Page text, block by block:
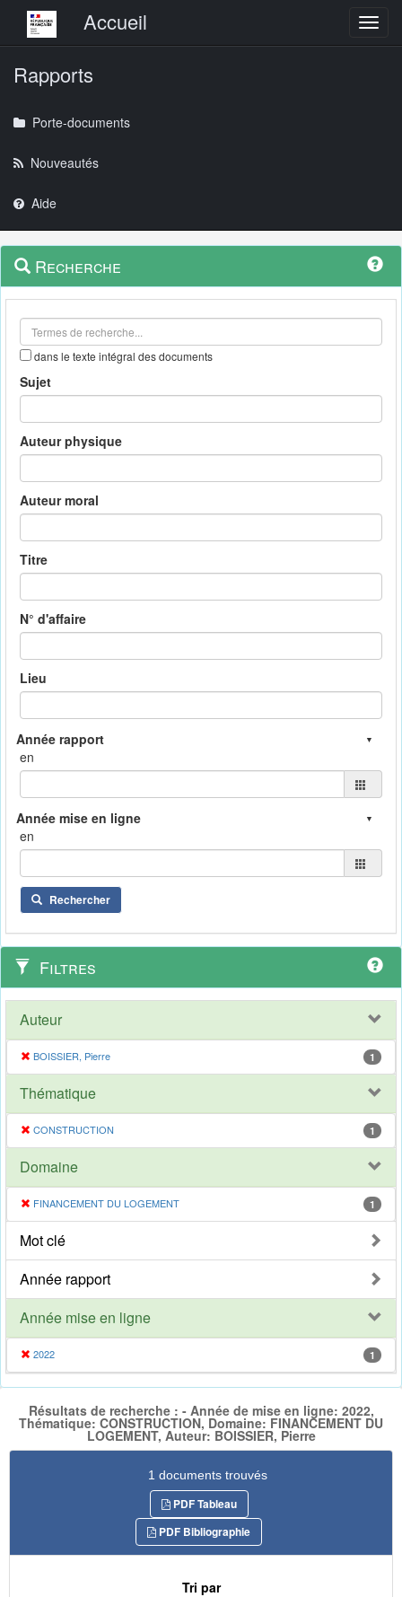
Menu principalAccueil
Rapports
Porte-documents
Nouveautés
Aide
Navigation
outils
Menu
contextuel
Recherche
dans le texte intégral des documents
Sujet
Auteur physique
Auteur moral
Titre
N° d'affaire
Lieu
en
en
Rechercher
Filtres
Auteur
BOISSIER, Pierre 1
Thématique
CONSTRUCTION 1
Domaine
FINANCEMENT DU LOGEMENT 1
Mot clé
Année rapport
Année mise en ligne
2022 1
Résultats de recherche : - Année de mise en ligne: 2022,
Thématique: CONSTRUCTION, Domaine: FINANCEMENT DU
LOGEMENT, Auteur: BOISSIER, Pierre
1 documents trouvés
PDF Tableau
PDF Bibliographie
Tri par